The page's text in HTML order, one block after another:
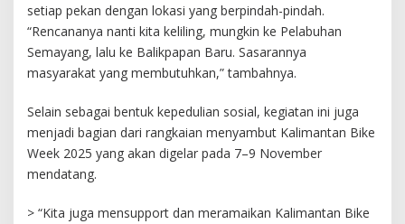
setiap pekan dengan lokasi yang berpindah-pindah.
“Rencananya nanti kita keliling, mungkin ke Pelabuhan
Semayang, lalu ke Balikpapan Baru. Sasarannya
masyarakat yang membutuhkan,” tambahnya.
Selain sebagai bentuk kepedulian sosial, kegiatan ini juga
menjadi bagian dari rangkaian menyambut Kalimantan Bike
Week 2025 yang akan digelar pada 7–9 November
mendatang.
> “Kita juga mensupport dan meramaikan Kalimantan Bike